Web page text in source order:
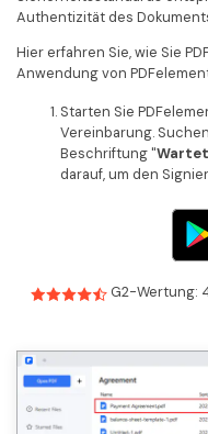
Authentizität des
Hier erfahren Sie, wie Sie
Anwendung von
Starten Sie
Vereinbarung.
Beschriftung "
darauf, um den
G2-Wertung: